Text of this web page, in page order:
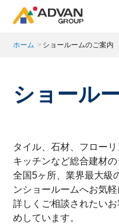
商品がここに表示されま
ホーム > ショールームのご案内
ショール
タイル、石材、フロー
キッチンなど総合建材の
全国5ヶ所、業界最大級
ンショールームへお気軽
詳しくご相談されたい
めしています。